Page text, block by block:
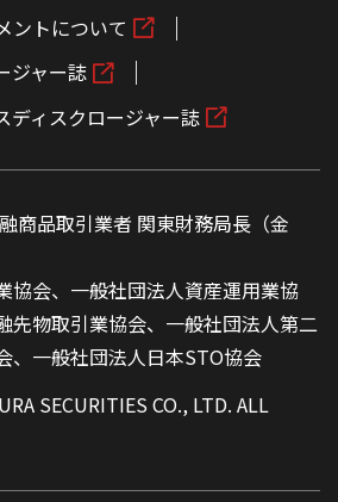
ントについて
ジャー誌
ディスクロージャー誌
商品取引業者 関東財務局長（金
協会、一般社団法人資産運用業協
先物取引業協会、一般社団法人第二
、一般社団法人日本STO協会
SECURITIES CO., LTD. ALL